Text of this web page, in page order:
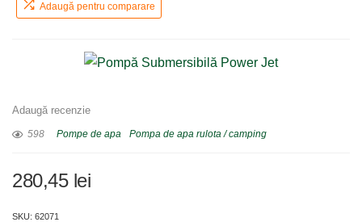
Adaugă pentru comparare
Adaugă recenzie
598 Pompe de apa Pompa de apa rulota / camping
280,45 lei
SKU: 62071